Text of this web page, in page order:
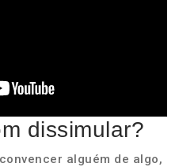
dissimular?
alguém de algo,